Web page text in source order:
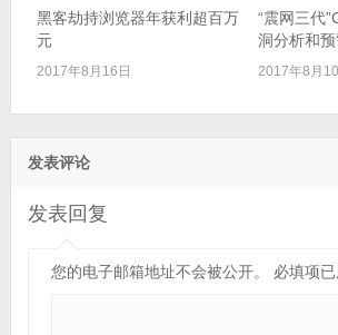
黑客劫持浏览器年获利超百万
元
2017年8月16日
“震网三代
洞分析和
2017年8月
发表评论
发表回复
您的电子邮箱地址不会被公开。 必填项已